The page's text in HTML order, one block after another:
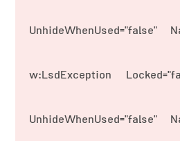
UnhideWhenUsed="false"
<w:LsdException
UnhideWhenUsed="false"